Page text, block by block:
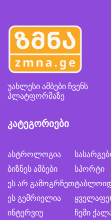
უახლესი ამბები ჩვენს
პლატფორმაზე
კატეგორიები
ასტროლოგია
ბიზნეს ამბები
ეს არ გამოგრჩეთ
ეს გემრიელია
ინტერვიუ
სპორტი
ჩემი